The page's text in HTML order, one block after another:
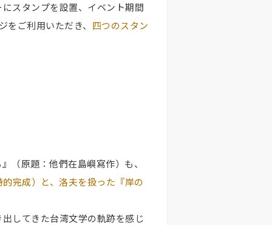
スタンプを設置、イベント期間
ご利用いただき、 四つのスタン
（原題：他們在島嶼寫作）も、
完成）と、洛夫を扱った『岸の
してきた台湾文学の軌跡を感じ